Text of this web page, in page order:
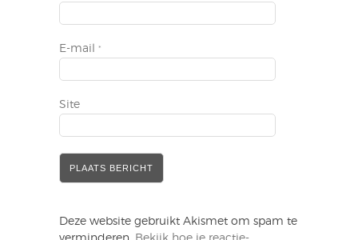
E-mail *
Site
Deze website gebruikt Akismet om spam te